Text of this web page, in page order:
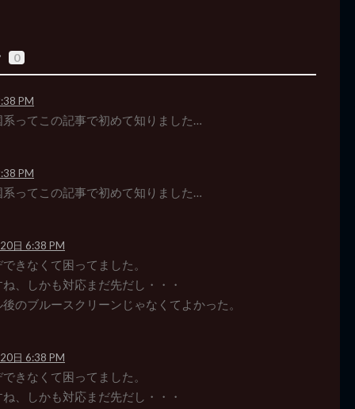
0
PM
ってこの記事で初めて知りました…
PM
ってこの記事で初めて知りました…
日 6:38 PM
きなくて困ってました。
、しかも対応まだ先だし・・・
のブルースクリーンじゃなくてよかった。
日 6:38 PM
きなくて困ってました。
、しかも対応まだ先だし・・・